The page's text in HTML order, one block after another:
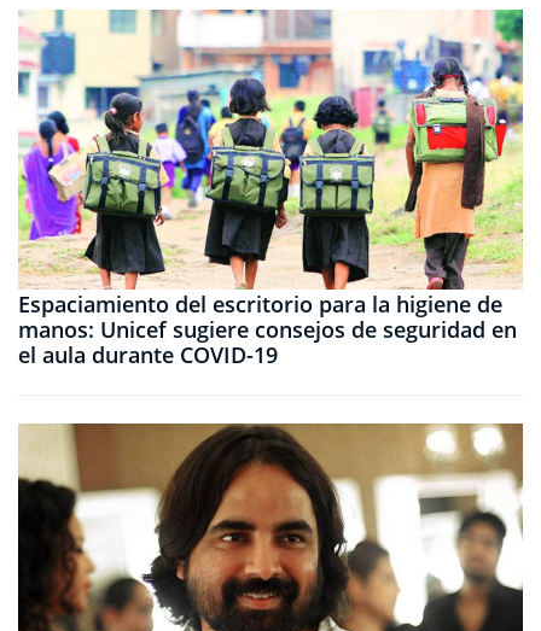
Espaciamiento del escritorio para la higiene de
manos: Unicef ​​sugiere consejos de seguridad en
el aula durante COVID-19